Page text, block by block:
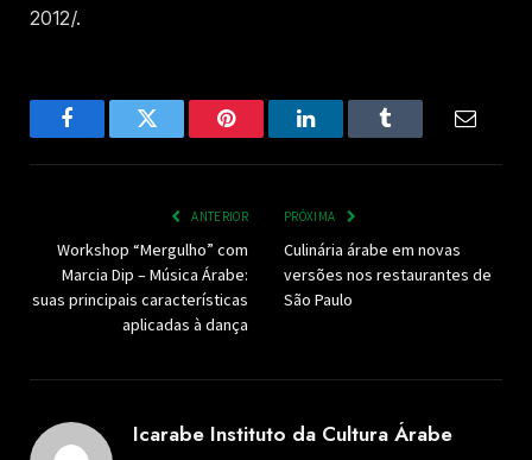
2012/.
FacebookTwitter Pinterest LinkedInTumblr Email
ANTERIOR
Workshop “Mergulho” com
Marcia Dip – Música Árabe:
suas principais características
aplicadas à dança
PRÓXIMA
Culinária árabe em novas
versões nos restaurantes de
São Paulo
Icarabe Instituto da Cultura Árabe